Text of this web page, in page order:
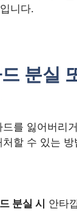
니다.
분실
를 잃어버리
할 수 있는
분실 시 안타